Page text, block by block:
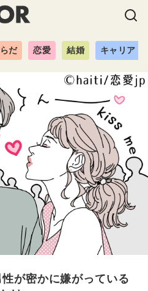
だ 恋愛 結婚 キャリア
が密かに嫌がっている